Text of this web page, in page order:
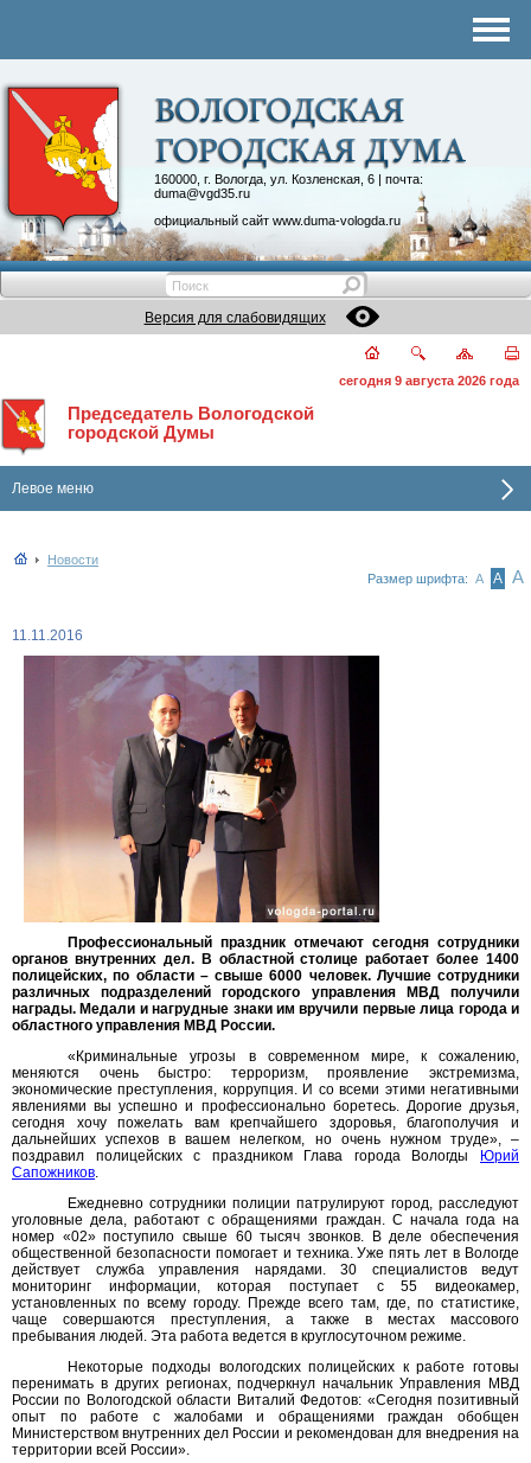
160000, г. Вологда, ул. Козленская, 6 | почта:
duma@vgd35.ru
официальный сайт www.duma-vologda.ru
Контакты
Депутатские объединения
Версия для слабовидящих
сегодня 9 августа 2026 года
Председатель Вологодской
городской Думы
Левое меню
Новости
Размер шрифта: А А А
11.11.2016
Профессиональный праздник отмечают сегодня сотрудники
органов внутренних дел. В областной столице работает более 1400
полицейских, по области – свыше 6000 человек. Лучшие сотрудники
различных подразделений городского управления МВД получили
награды. Медали и нагрудные знаки им вручили первые лица города и
областного управления МВД России.
«Криминальные угрозы в современном мире, к сожалению,
меняются очень быстро: терроризм, проявление экстремизма,
экономические преступления, коррупция. И со всеми этими негативными
явлениями вы успешно и профессионально боретесь. Дорогие друзья,
сегодня хочу пожелать вам крепчайшего здоровья, благополучия и
дальнейших успехов в вашем нелегком, но очень нужном труде», –
поздравил полицейских с праздником Глава города Вологды
Юрий
Сапожников.
Ежедневно сотрудники полиции патрулируют город, расследуют
уголовные дела, работают с обращениями граждан. С начала года на
номер «02» поступило свыше 60 тысяч звонков. В деле обеспечения
общественной безопасности помогает и техника. Уже пять лет в Вологде
действует служба управления нарядами. 30 специалистов ведут
мониторинг информации, которая поступает с 55 видеокамер,
установленных по всему городу. Прежде всего там, где, по статистике,
чаще совершаются преступления, а также в местах массового
пребывания людей. Эта работа ведется в круглосуточном режиме.
Некоторые подходы вологодских полицейских к работе готовы
перенимать в других регионах, подчеркнул начальник Управления МВД
России по Вологодской области Виталий Федотов: «Сегодня позитивный
опыт по работе с жалобами и обращениями граждан обобщен
Министерством внутренних дел России и рекомендован для внедрения на
территории всей России».